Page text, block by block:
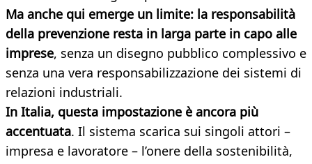
Ma anche qui emerge un limite: la responsabilità
della prevenzione resta in larga parte in capo alle
imprese, senza un disegno pubblico complessivo e
senza una vera responsabilizzazione dei sistemi di
relazioni industriali.
In Italia, questa impostazione è ancora più
accentuata. Il sistema scarica sui singoli attori –
impresa e lavoratore – l’onere della sostenibilità,